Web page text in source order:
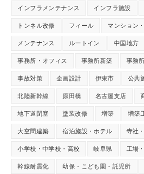
インフラメンテナンス インフラ施設
トンネル改修 フィール マンション
メンテナンス ルートイン 中国地方
事務所・オフィス 事務所新築 事務
事故対策 企画設計 伊東市 公共
北陸新幹線 原田橋 名古屋支店
地下道閉塞 塗装改修 増築 増築
大空間建築 宿泊施設・ホテル 寺社
小学校・中学校・高校 岐阜県 工場
幹線耐震化 幼保・こども園・託児所